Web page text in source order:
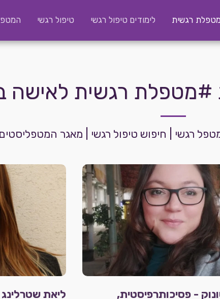
רגשית לימודים טיפול רגשי טיפול רגשי
רגשית לאישה בת
רגשי | חיפוש טיפול רגשי | מאגר המטפליסטים
- פסיכותרפיסטית,
ליאת שטרלינג